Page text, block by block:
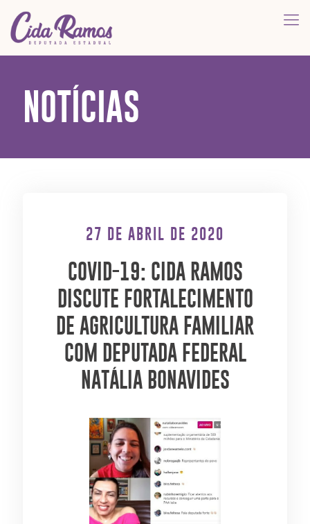
NOTÍCIAS
27 DE ABRIL DE 2020
COVID-19: CIDA RAMOS
DISCUTE FORTALECIMENTO
DE AGRICULTURA FAMILIAR
COM DEPUTADA FEDERAL
NATÁLIA BONAVIDES